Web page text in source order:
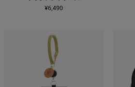
¥6,490